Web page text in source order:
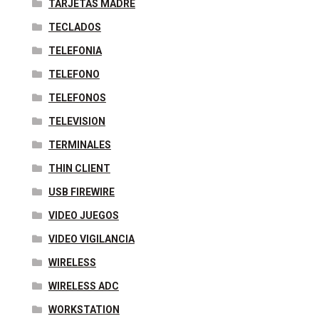
TARJETAS MADRE
TECLADOS
TELEFONIA
TELEFONO
TELEFONOS
TELEVISION
TERMINALES
THIN CLIENT
USB FIREWIRE
VIDEO JUEGOS
VIDEO VIGILANCIA
WIRELESS
WIRELESS ADC
WORKSTATION